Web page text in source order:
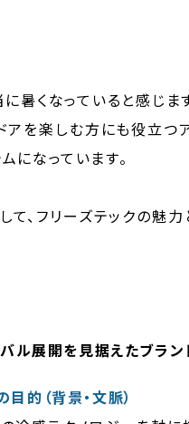
暑くなっていると感じま
アを楽しむ方にも役立つ
になっています。
て、フリーズテックの魅
バル展開を見据えたブラン
的（背景・文脈）